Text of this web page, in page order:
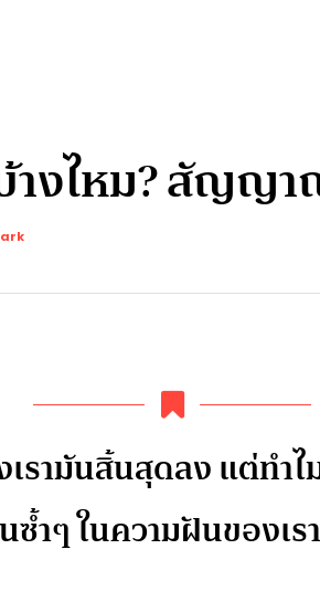
งไหม? สัญญ
เรามันสิ้นสุดลง แต่ทำ
ซ้ำๆ ในความฝันของเ